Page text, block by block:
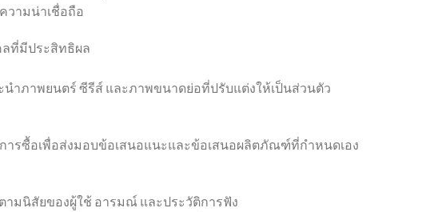
วามน่าเชื่อถือ
ที่มีประสิทธิผล
ำภาพยนตร์ ซีรีส์ และภาพขนาดย่อที่ปรับแต่งให้เป็นส่วนตัว
รซื้อเพื่อส่งมอบข้อเสนอแนะและข้อเสนอผลิตภัณฑ์ที่กำหนดเอง
ามนิสัยของผู้ใช้ อารมณ์ และประวัติการฟัง